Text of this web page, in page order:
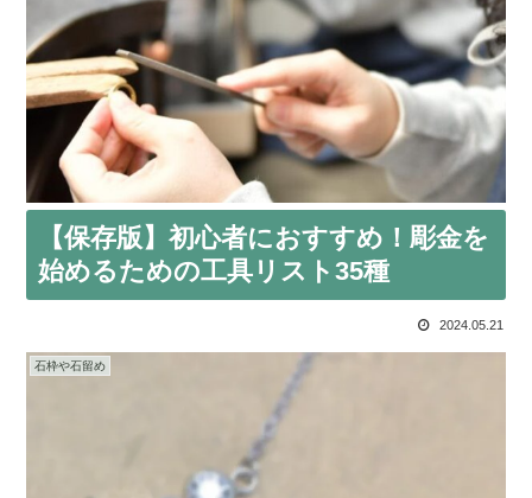
【保存版】初心者におすすめ！彫金を
始めるための工具リスト35種
2024.05.21
石枠や石留め